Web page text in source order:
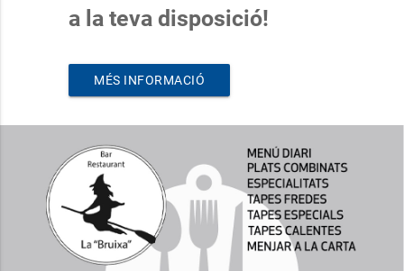
a la teva disposició!
MÉS INFORMACIÓ